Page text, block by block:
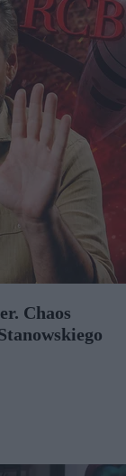
Chaos